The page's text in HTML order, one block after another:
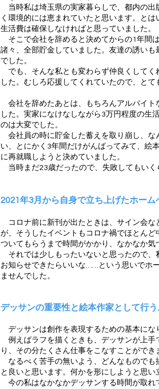
当時私は埼玉県の実家暮らしで、都内の出
く環境的には恵まれていたと思います。と
生活費は確保しなければと思っていました。
そこで会社を辞めると決めてからの1年間
諸々、全部貯金していました。友達の誘い
でした。
でも、そんな私とも変わらず仲良くしてく
した。むしろ応援してくれていたので、とて
会社を辞めたあとは、もちろんアルバイト
した。実家になけなしながら3万円程度の生
のは大変でした。
会社員の時に貯金した蓄えを取り崩し、な
い、とにかく3年間だけがんばってみて、絵
に再就職しようと決めていました。
当時まだ23歳だったので、失敗してもいく
2021年3月から自身で立ち上げたホー
コロナ前に新刊が出たときは、サイン会な
が、そうしたイベントもコロナ禍でほとん
ついてもらうまで時間がかかり、なかなか気
それでは少しもったいないと思ったので、
お知らせできたらいいな……という思いでホ
ませんでした。
デッサンの重要性と絵本作家として行
デッサンは創作を表現するための基本にな
例えばラフを描くときも、デッサンが上手
り、その分たくさん仕事をこなすことができ
なるべく苦手の無いよう、どんなものでも
と良いと思います。何かを形にしようと思い
今の私はなかなかデッサンする時間が取れ